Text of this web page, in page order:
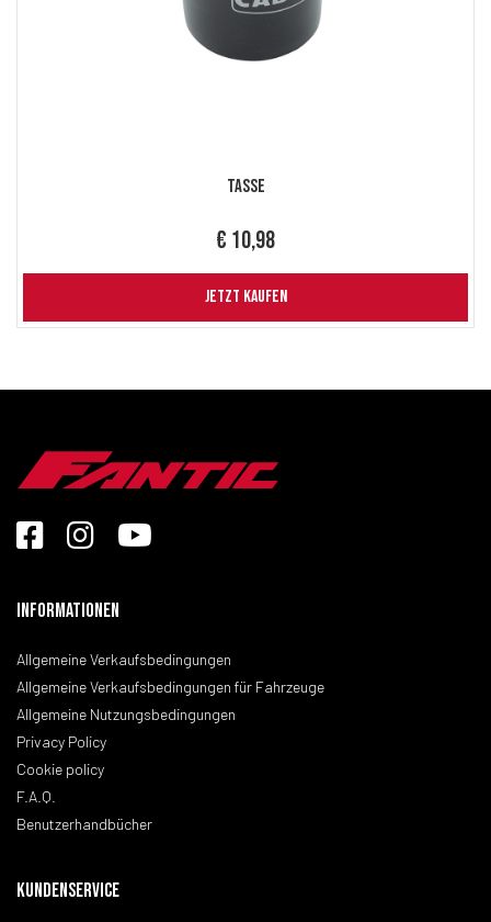
Tasse
€ 10,98
JETZT KAUFEN
Informationen
Allgemeine Verkaufsbedingungen
Allgemeine Verkaufsbedingungen für Fahrzeuge
Allgemeine Nutzungsbedingungen
Privacy Policy
Cookie policy
F.A.Q.
Benutzerhandbücher
KUNDENSERVICE